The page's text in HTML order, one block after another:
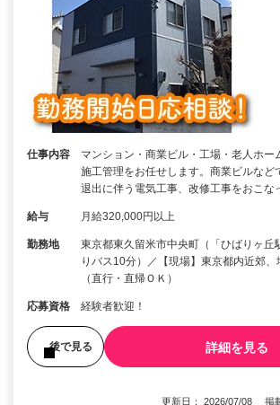
仕事内容
マンション・商業ビル・工場・老人ホー
施工管理をお任せします。商業ビルなど
退出に伴う電気工事、改修工事をおこな
給与 月給320,000円以上
勤務地
東京都東久留米市中央町（「ひばりヶ丘
りバス10分）／【現場】東京都内近郊、
（直行・直帰ＯＫ）
応募資格 経験者歓迎！
後で見る 詳細を見る
更新日： 2026/07/08 掲